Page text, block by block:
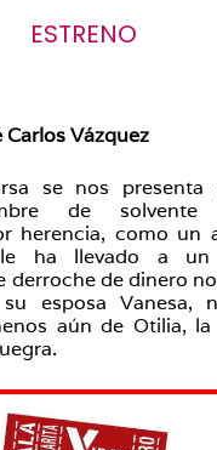
ESTRENO
Carlos Vázquez
se nos presenta
de solvente
herencia, como un
ha llevado a un
derroche de dinero
esposa Vanesa,
aún de Otilia, la